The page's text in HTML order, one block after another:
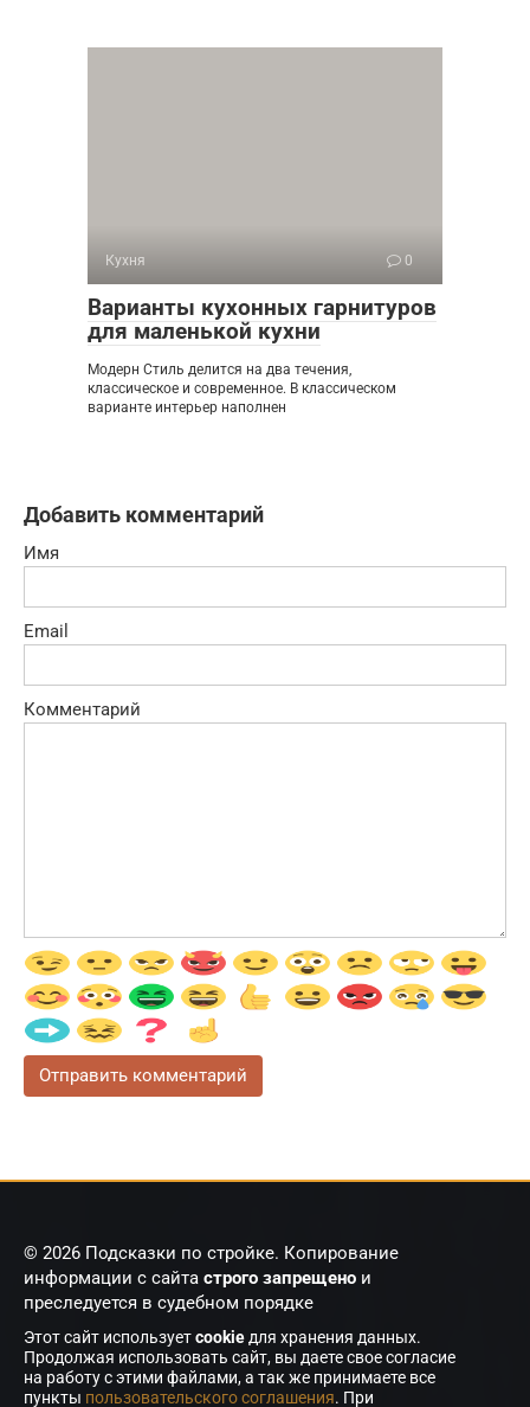
Кухня 0
Варианты кухонных гарнитуров
для маленькой кухни
Модерн Стиль делится на два течения,
классическое и современное. В классическом
варианте интерьер наполнен
Добавить комментарий
Имя
Email
Комментарий
© 2026 Подсказки по стройке. Копирование
информации с сайта строго запрещено и
преследуется в судебном порядке
Этот сайт используетcookie для хранения данных.
Продолжая использовать сайт, вы даете свое согласие
на работу с этими файлами, а так же принимаете все
пункты пользовательского соглашения. При